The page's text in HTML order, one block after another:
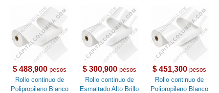
$ 488,900pesos
Rollo continuo de
Polipropileno Blanco
$ 300,900pesos
Rollo continuo de
Esmaltado Alto Brillo
$ 451,300pesos
Rollo continuo de
Polipropileno Blanco